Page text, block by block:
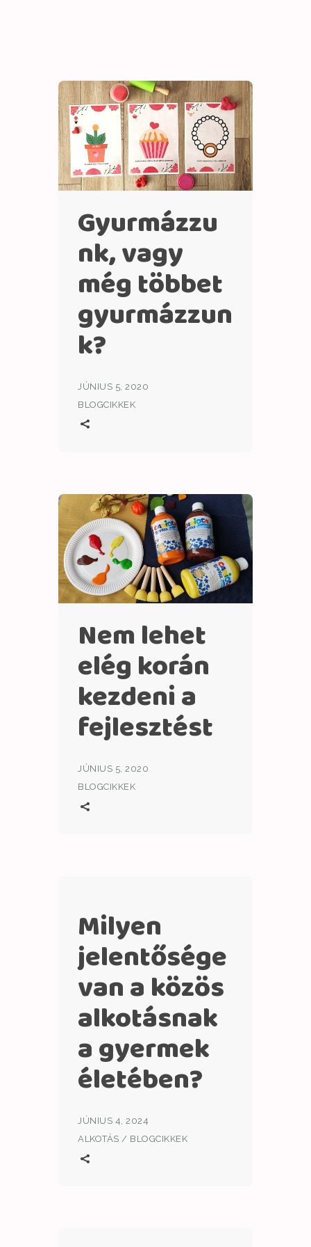
Gyurmázzu
nk, vagy
még többet
gyurmázzun
k?
JÚNIUS 5, 2020
BLOGCIKKEK
Nem lehet
elég korán
kezdeni a
fejlesztést
JÚNIUS 5, 2020
BLOGCIKKEK
Milyen
jelentősége
van a közös
alkotásnak
a gyermek
életében?
JÚNIUS 4, 2024
ALKOTÁS / BLOGCIKKEK